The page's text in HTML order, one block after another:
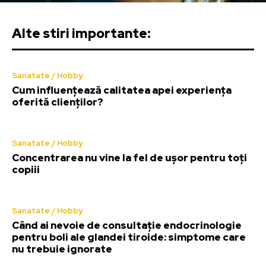
Alte stiri importante:
Sanatate / Hobby
Cum influențează calitatea apei experiența
oferită clienților?
Sanatate / Hobby
Concentrarea nu vine la fel de ușor pentru toți
copiii
Sanatate / Hobby
Când ai nevoie de consultație endocrinologie
pentru boli ale glandei tiroide: simptome care
nu trebuie ignorate